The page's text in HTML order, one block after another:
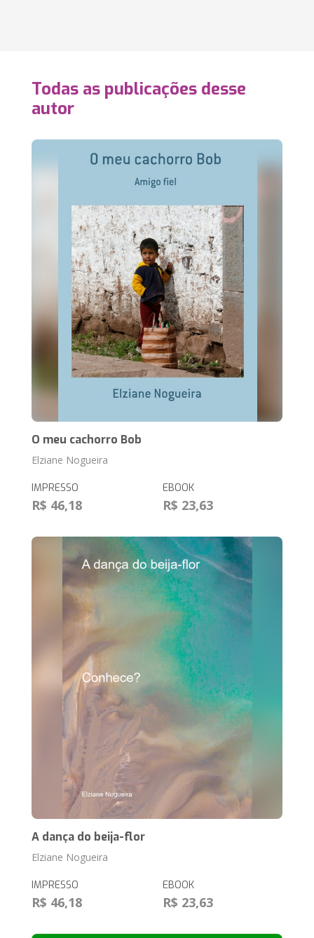
Todas as publicações desse
autor
O meu cachorro Bob
Elziane Nogueira
IMPRESSO
R$ 46,18
EBOOK
R$ 23,63
A dança do beija-flor
Elziane Nogueira
IMPRESSO
R$ 46,18
EBOOK
R$ 23,63